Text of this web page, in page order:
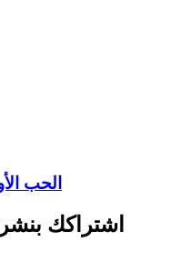
الحب
اشتراكك